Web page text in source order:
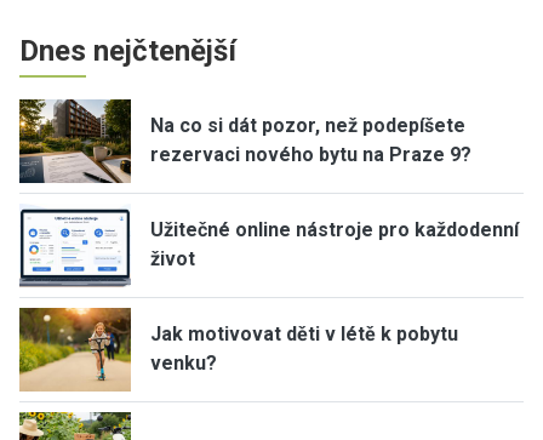
Dnes nejčtenější
Na co si dát pozor, než podepíšete
rezervaci nového bytu na Praze 9?
Užitečné online nástroje pro každodenní
život
Jak motivovat děti v létě k pobytu
venku?